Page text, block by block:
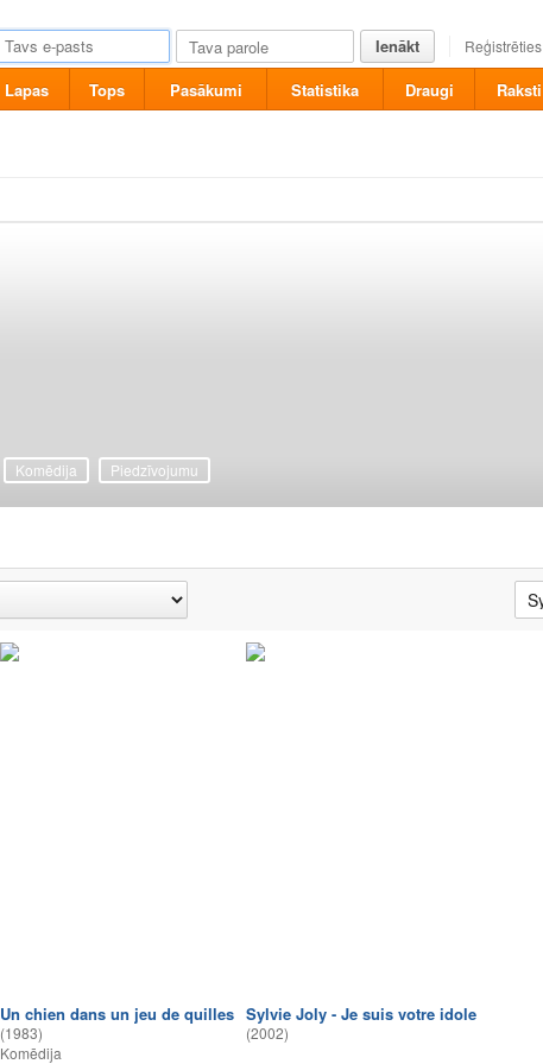
Ienākt Reģistrēties
Lapas Tops Pasākumi Statistika Draugi Raksti
Komēdija Piedzīvojumu
Un chien dans un jeu de quilles
(1983)
Komēdija
Sylvie Joly - Je suis votre idole
(2002)